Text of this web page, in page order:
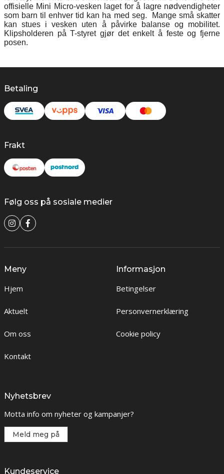
offisielle Mini Micro-vesken laget for å lagre nødvendigheter
som barn til enhver tid kan ha med seg.
Mange små skatter
kan stues i vesken uten å påvirke balanse og mobilitet.
Klipsholderen på T-styret gjør det enkelt å feste og fjerne
posen.
Betaling
Frakt
Følg oss på sosiale medier
Meny
Hjem
Aktuelt
Om oss
Kontakt
Informasjon
Betingelser
Personvernerklæring
Cookie policy
Nyhetsbrev
Motta info om nyheter og kampanjer?
Meld meg på
Kundeservice